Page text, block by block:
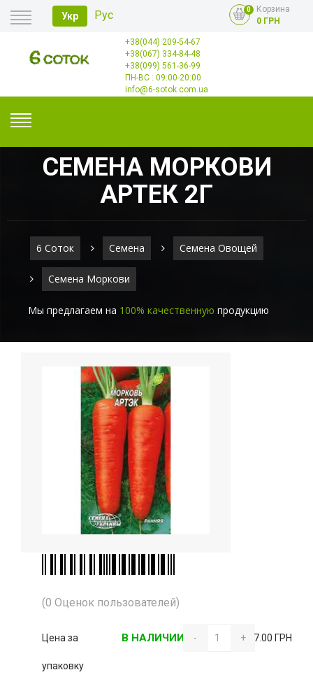
Укр Рус 0
Корзина
0 ГРН
Главная
Оплата
Доставка
+38(044) 209-54-67
+38(067) 334-84-48
+38(099) 561-36-99
ПН-ВС : 09:00-20:00
info@6-sotok.com.ua
СЕМЕНА МОРКОВИ
АРТЕК 2Г
6 Соток Семена Семена Овощей
Семена Моркови
Мы предлагаем на 100% качественную продукцию
(0 Оценок пользователей)
Цена за
упаковку
В НАЛИЧИИ - + 7.00 ГРН